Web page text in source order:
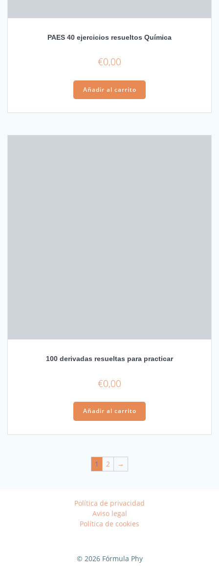
PAES 40 ejercicios resueltos Química
€0,00
Añadir al carrito
100 derivadas resueltas para practicar
€0,00
Añadir al carrito
1 2 →
Política de privacidad
Aviso legal
Política de cookies
© 2026 Fórmula Phy